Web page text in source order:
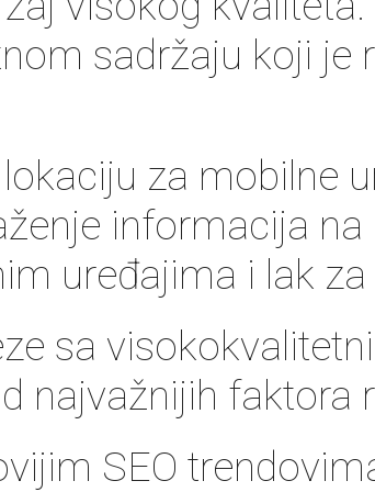
sadržaju koji je
za mobilne
informacija
uređajima i lak
sa
najvažnijih faktora
SEO